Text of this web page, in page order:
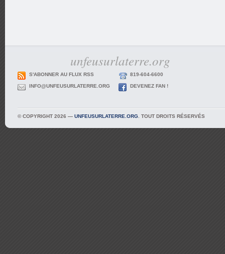
unfeusurlaterre.org
S'ABONNER AU FLUX RSS 819-604-6600
INFO@UNFEUSURLATERRE.ORG DEVENEZ FAN !
© COPYRIGHT 2026 — UNFEUSURLATERRE.ORG . TOUT DROITS RÉSERVÉS